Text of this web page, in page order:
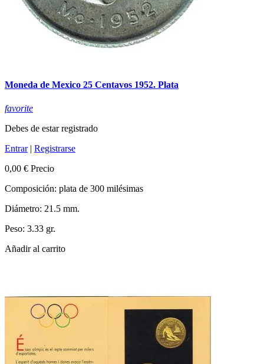
Moneda de Mexico 25 Centavos 1952. Plata
favorite
Debes de estar registrado
Entrar| Registrarse
0,00 € Precio
Composición: plata de 300 milésimas
Diámetro: 21.5 mm.
Peso: 3.33 gr.
Añadir al carrito